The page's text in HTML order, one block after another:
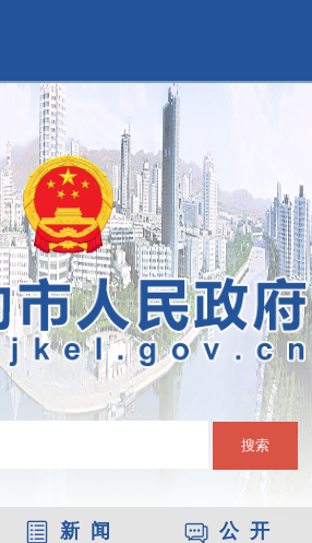
搜索
新 闻 公 开